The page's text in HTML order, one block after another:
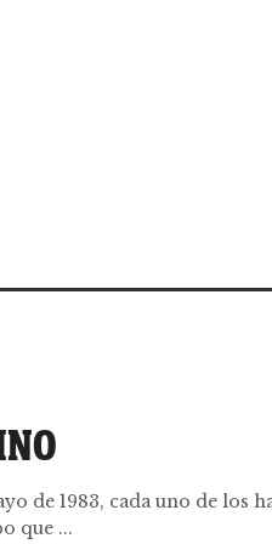
de 1983, cada uno de los
que ...